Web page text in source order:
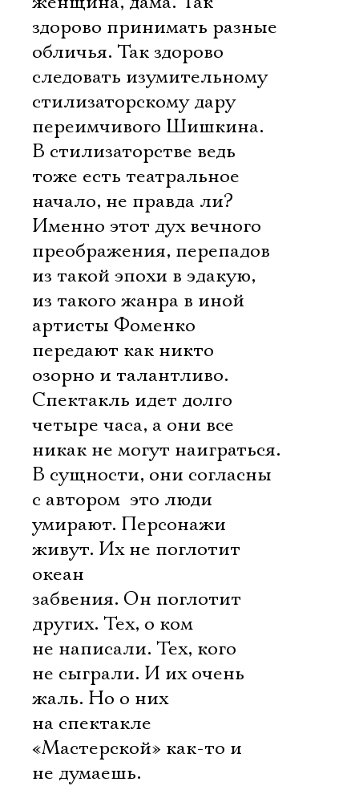
здорово принимать разные
обличья. Так здорово
следовать изумительному
стилизаторскому дару
переимчивого Шишкина.
В стилизаторстве ведь
тоже есть театральное
начало, не правда ли?
Именно этот дух вечного
преображения, перепадов
из такой эпохи в эдакую,
из такого жанра в иной
артисты Фоменко
передают как никто
озорно и талантливо.
Спектакль идет долго 
четыре часа, а они все
никак не могут наиграться.
В сущности, они согласны
с автором  это люди
умирают. Персонажи
живут. Их не поглотит
океан
забвения. Он поглотит
других. Тех, о ком
не написали. Тех, кого
не сыграли. И их очень
жаль. Но о них
на спектакле
«Мастерской» как-то и
не думаешь.
Электропочта